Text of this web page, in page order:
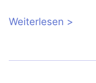
Weiterlesen über